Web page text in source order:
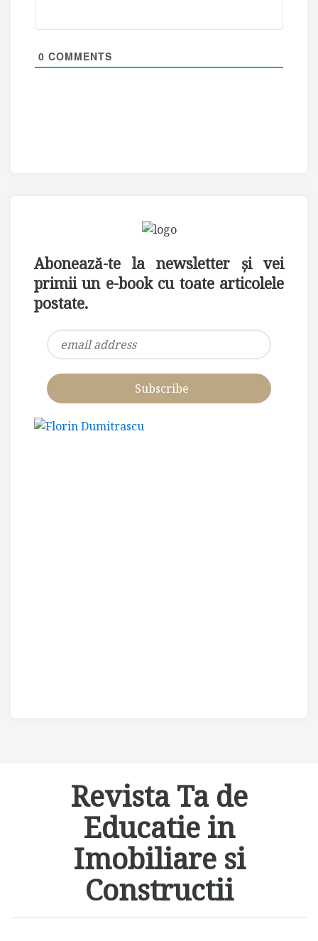
0 COMMENTS
Abonează-te la newsletter și vei
primii un e-book cu toate articolele
postate.
Revista Ta de
Educatie in
Imobiliare si
Constructii